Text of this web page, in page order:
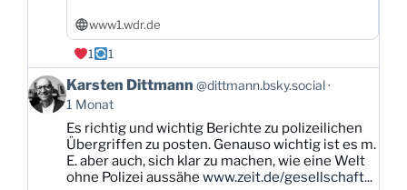
www1.wdr.de
1
1
Beitrag
von
Karsten
Dittmann
Bluesky
ansehen
Karsten Dittmann @dittmann.bsky.social
1 Monat
Es richtig und wichtig Berichte zu polizeilichen
Übergriffen zu posten. Genauso wichtig ist es m.
E. aber auch, sich klar zu machen, wie eine Welt
ohne Polizei aussähe www.zeit.de/gesellschaft...